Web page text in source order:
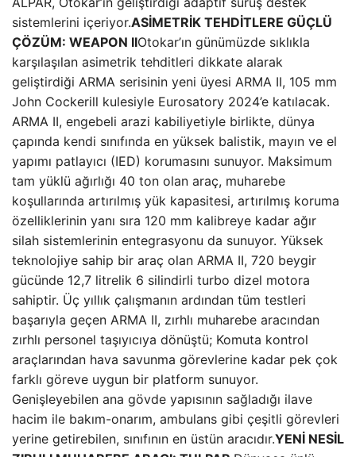
sistemlerini içeriyor.ASİMETRİK TEHDİTLERE GÜÇLÜ
ÇÖZÜM: WEAPON IIOtokar’ın günümüzde sıklıkla
karşılaşılan asimetrik tehditleri dikkate alarak
geliştirdiği ARMA serisinin yeni üyesi ARMA II, 105 mm
John Cockerill kulesiyle Eurosatory 2024’e katılacak.
ARMA II, engebeli arazi kabiliyetiyle birlikte, dünya
çapında kendi sınıfında en yüksek balistik, mayın ve el
yapımı patlayıcı (IED) korumasını sunuyor. Maksimum
tam yüklü ağırlığı 40 ton olan araç, muharebe
koşullarında artırılmış yük kapasitesi, artırılmış koruma
özelliklerinin yanı sıra 120 mm kalibreye kadar ağır
silah sistemlerinin entegrasyonu da sunuyor. Yüksek
teknolojiye sahip bir araç olan ARMA II, 720 beygir
gücünde 12,7 litrelik 6 silindirli turbo dizel motora
sahiptir. Üç yıllık çalışmanın ardından tüm testleri
başarıyla geçen ARMA II, zırhlı muharebe aracından
zırhlı personel taşıyıcıya dönüştü; Komuta kontrol
araçlarından hava savunma görevlerine kadar pek çok
farklı göreve uygun bir platform sunuyor.
Genişleyebilen ana gövde yapısının sağladığı ilave
hacim ile bakım-onarım, ambulans gibi çeşitli görevleri
yerine getirebilen, sınıfının en üstün aracıdır.YENİ NESİL